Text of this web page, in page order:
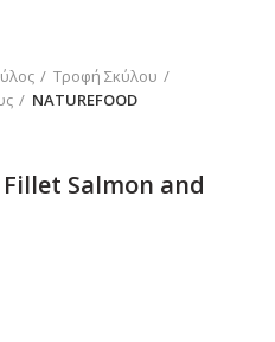
Τροφή Σκύλου
NATUREFOOD
Fillet Salmon and